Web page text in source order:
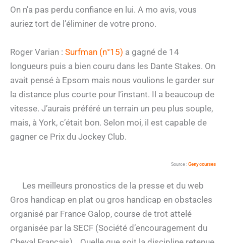
On n’a pas perdu confiance en lui. A mo avis, vous
auriez tort de l’éliminer de votre prono.
Roger Varian : Surfman (n°15) a gagné de 14
longueurs puis a bien couru dans les Dante Stakes. On
avait pensé à Epsom mais nous voulions le garder sur
la distance plus courte pour l’instant. Il a beaucoup de
vitesse. J’aurais préféré un terrain un peu plus souple,
mais, à York, c’était bon. Selon moi, il est capable de
gagner ce Prix du Jockey Club.
Source : Geny courses
Les meilleurs pronostics de la presse et du web
Gros handicap en plat ou gros handicap en obstacles
organisé par France Galop, course de trot attelé
organisée par la SECF (Société d’encouragement du